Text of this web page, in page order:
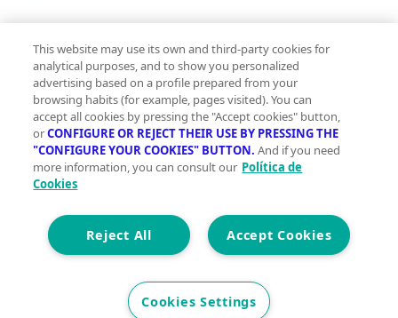
Contacto
hola@vivegreen.com
Aviso Legal
Condiciones de uso
Politica de privacidad
Política de cookies
Accesibilidad
© 2026 Vivegreen - Todos los derechos reservados - UCI
SERVICIOS PARA PROFESIONALES INMOBILIARIOS, S.A.U
This website may use its own and third-party cookies for
analytical purposes, and to show you personalized
advertising based on a profile prepared from your
browsing habits (for example, pages visited). You can
accept all cookies by pressing the "Accept cookies" button,
orCONFIGURE OR REJECT THEIR USE BY PRESSING THE
"CONFIGURE YOUR COOKIES" BUTTON. And if you need
more information, you can consult our Política de
Cookies
Accept Cookies
Reject All
Cookies Settings